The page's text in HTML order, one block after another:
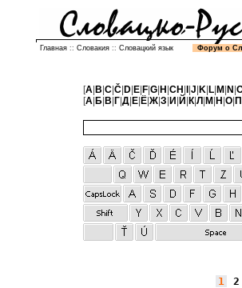
Главная :: Словакия :: Словацкий язык Форум о
[A| B C| Č| D| E| F| G| H CH J K| L| M N
[А Б В Г Д Е Ё Ж З И Й К|Л М Н О П
1 2